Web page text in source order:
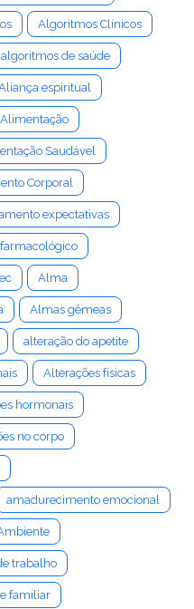
Algoritmos Clínicos
algoritmos de saúde
espiritual
Alimentação
Saudável
Corporal
expectativas
Alma
Almas gêmeas
alteração do apetite
Alterações físicas
hormonais
no corpo
amadurecimento emocional
trabalho
familiar